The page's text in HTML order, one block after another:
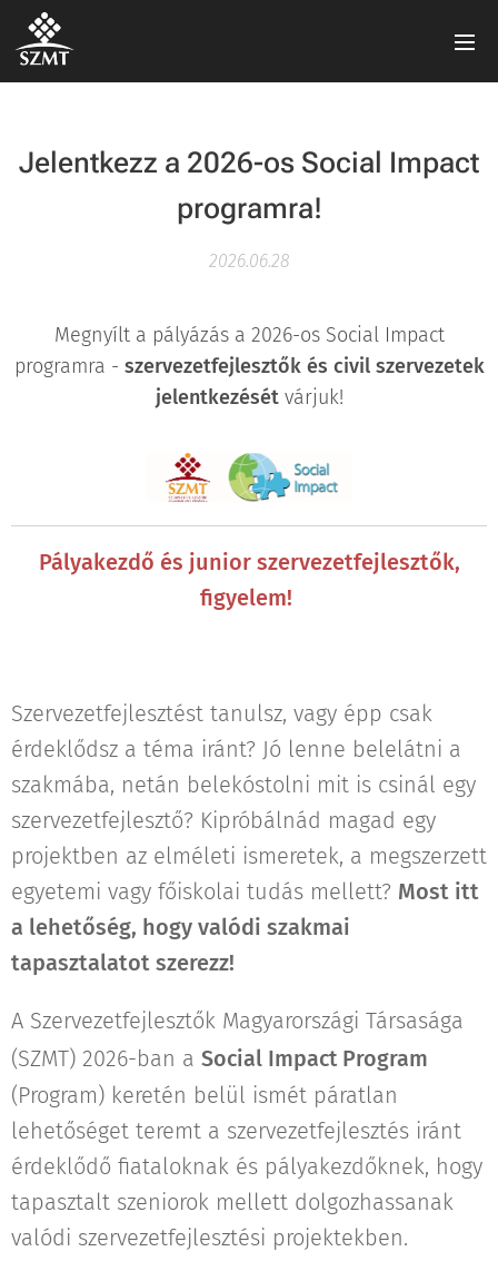
Jelentkezz a 2026-os Social Impact
programra!
2026.06.28
Megnyílt a pályázás a 2026-os Social Impact
programra - szervezetfejlesztők és civil szervezetek
jelentkezésétvárjuk!
Pályakezdő és junior szervezetfejlesztők,
figyelem!
Szervezetfejlesztést tanulsz, vagy épp csak
érdeklődsz a téma iránt? Jó lenne belelátni a
szakmába, netán belekóstolni mit is csinál egy
szervezetfejlesztő? Kipróbálnád magad egy
projektben az elméleti ismeretek, a megszerzett
egyetemi vagy főiskolai tudás mellett? Most itt
a lehetőség, hogy valódi szakmai
tapasztalatot szerezz!
A Szervezetfejlesztők Magyarországi Társasága
(SZMT) 2026-ban a Social Impact Program
(Program) keretén belül ismét páratlan
lehetőséget teremt a szervezetfejlesztés iránt
érdeklődő fiataloknak és pályakezdőknek, hogy
tapasztalt szeniorok mellett dolgozhassanak
valódi szervezetfejlesztési projektekben.